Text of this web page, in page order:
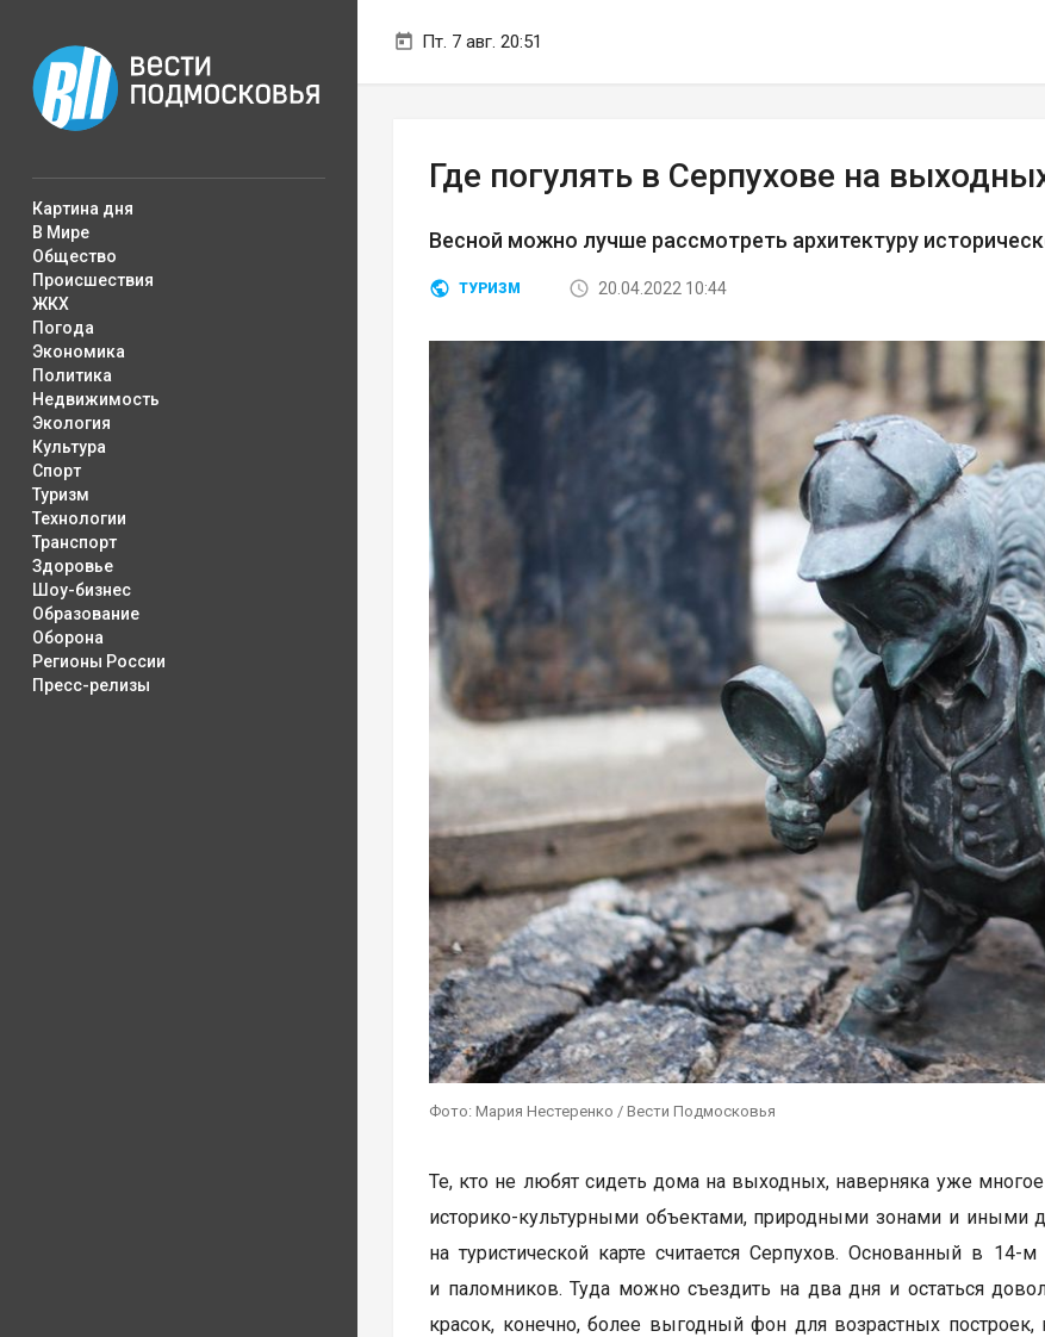
Пт. 7 авг. 20:51
Картина дня
В Мире
Общество
Происшествия
ЖКХ
Погода
Экономика
Политика
Недвижимость
Экология
Культура
Спорт
Туризм
Технологии
Транспорт
Здоровье
Шоу-бизнес
Образование
Оборона
Регионы России
Пресс-релизы
Где погулять в Серпухове на
Весной можно лучше рассмотреть архитектуру
ТУРИЗМ 20.04.2022 10:44
Фото: Мария Нестеренко / Вести Подмосковья
Те, кто не любят сидеть дома на выходных, наверняка уже
историко-культурными объектами, природными зонами и иными
на туристической карте считается Серпухов. Основанный в
и паломников. Туда можно съездить на два дня и остаться
красок, конечно, более выгодный фон для возрастных